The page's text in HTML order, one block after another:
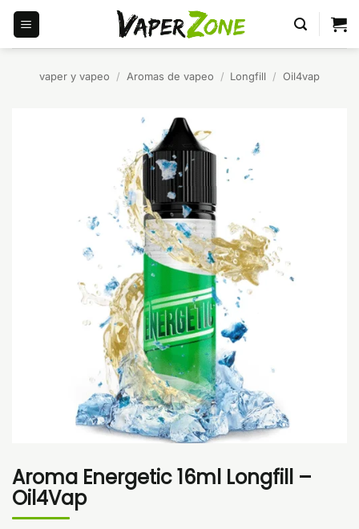
Saltar
contenido
vaper y vapeo / Aromas de vapeo / Longfill / Oil4vap
Aroma Energetic 16ml Longfill –
Oil4Vap